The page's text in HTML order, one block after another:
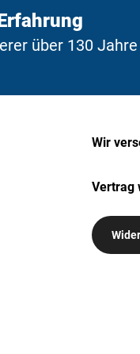
über 130
Wir
Vertrag